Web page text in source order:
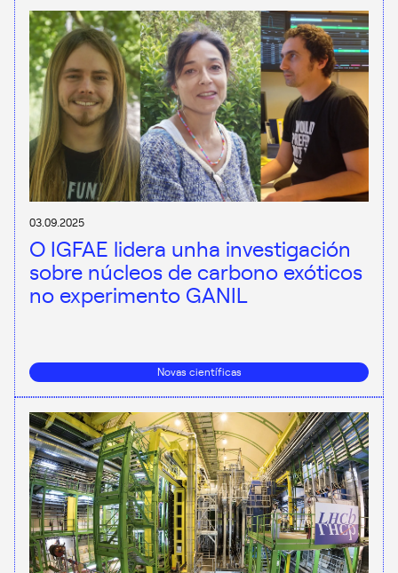
03.09.2025
O IGFAE lidera unha investigación
sobre núcleos de carbono exóticos
no experimento GANIL
Novas científicas